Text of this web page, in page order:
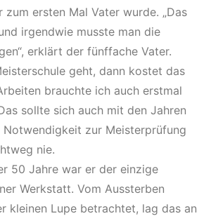
zum ersten Mal Vater wurde. „Das
irgendwie musste man die
erklärt der fünffache Vater.
geht, dann kostet das
brauchte ich auch erstmal
sollte sich auch mit den Jahren
Notwendigkeit zur Meisterprüfung
nie.
50 Jahre war er der einzige
Werkstatt. Vom Aussterben
kleinen Lupe betrachtet, lag das an